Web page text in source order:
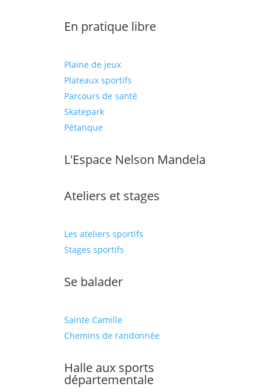
En pratique libre
Plaine de jeux
Plateaux sportifs
Parcours de santé
Skatepark
Pétanque
L'Espace Nelson Mandela
Ateliers et stages
Les ateliers sportifs
Stages sportifs
Se balader
Sainte Camille
Chemins de randonnée
Halle aux sports
départementale